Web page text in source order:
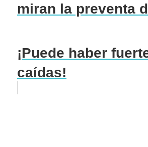
miran la preventa
¡Puede haber
caídas!